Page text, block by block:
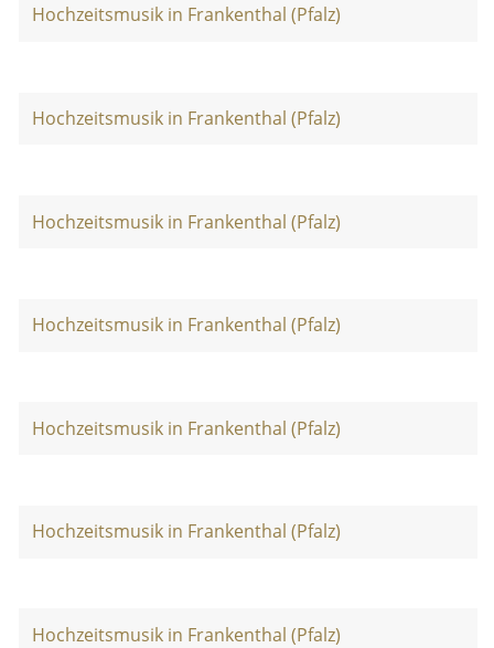
Hochzeitsmusik in Frankenthal (Pfalz)
Hochzeitsmusik in Frankenthal (Pfalz)
Hochzeitsmusik in Frankenthal (Pfalz)
Hochzeitsmusik in Frankenthal (Pfalz)
Hochzeitsmusik in Frankenthal (Pfalz)
Hochzeitsmusik in Frankenthal (Pfalz)
Hochzeitsmusik in Frankenthal (Pfalz)